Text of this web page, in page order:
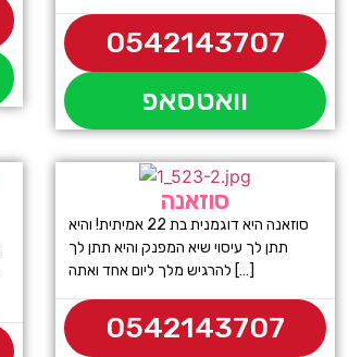
0542143707
וואטסאפ
סוזאנה
סוזאנה היא דוגמנית בת 22 אמיתית! והיא
תתן לך עיסוי שיא המפנק והיא תתן לך
להרגיש מלך ליום אחד ואתה […]
0542143707